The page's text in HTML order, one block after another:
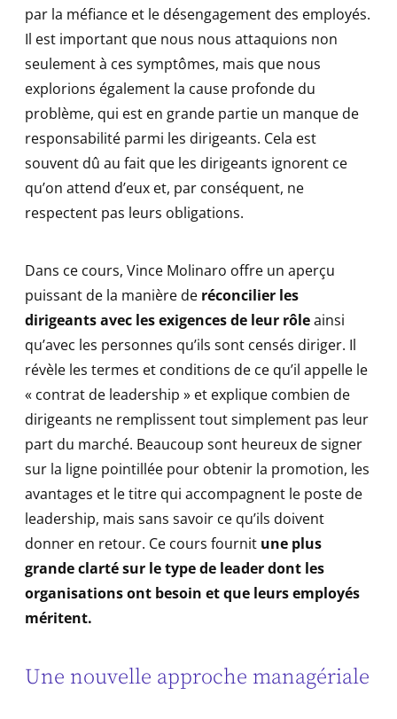
par la méfiance et le désengagement des employés.
Il est important que nous nous attaquions non
seulement à ces symptômes, mais que nous
explorions également la cause profonde du
problème, qui est en grande partie un manque de
responsabilité parmi les dirigeants. Cela est
souvent dû au fait que les dirigeants ignorent ce
qu’on attend d’eux et, par conséquent, ne
respectent pas leurs obligations.
Dans ce cours, Vince Molinaro offre un aperçu
puissant de la manière de réconcilier les
dirigeants avec les exigences de leur rôleainsi
qu’avec les personnes qu’ils sont censés diriger. Il
révèle les termes et conditions de ce qu’il appelle le
« contrat de leadership » et explique combien de
dirigeants ne remplissent tout simplement pas leur
part du marché. Beaucoup sont heureux de signer
sur la ligne pointillée pour obtenir la promotion, les
avantages et le titre qui accompagnent le poste de
leadership, mais sans savoir ce qu’ils doivent
donner en retour. Ce cours fournit une plus
grande clarté sur le type de leader dont les
organisations ont besoin et que leurs employés
méritent.
Une nouvelle approche managériale